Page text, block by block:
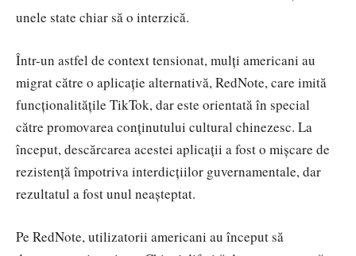
unele state chiar să o interzică.
Într-un astfel de context tensionat, mulți americani au
migrat către o aplicație alternativă, RedNote, care imită
funcționalitățile TikTok, dar este orientată în special
către promovarea conținutului cultural chinezesc. La
început, descărcarea acestei aplicații a fost o mișcare de
rezistență împotriva interdicțiilor guvernamentale, dar
rezultatul a fost unul neașteptat.
Pe RedNote, utilizatorii americani au început să